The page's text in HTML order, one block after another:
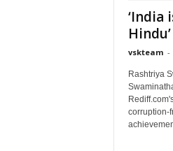
‘India
Hindu’
vskteam -
Rashtriya
corruption-